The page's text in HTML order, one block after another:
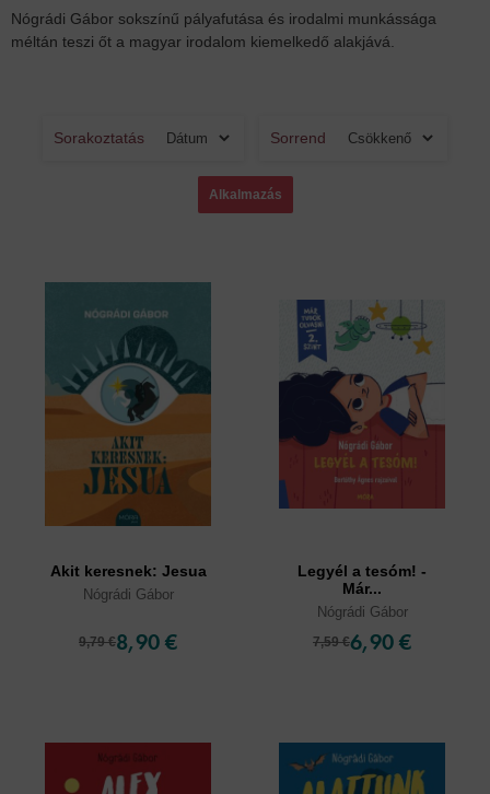
Nógrádi Gábor sokszínű pályafutása és irodalmi munkássága
méltán teszi őt a magyar irodalom kiemelkedő alakjává.
Sorakoztatás Sorrend
Akit keresnek: Jesua
Nógrádi Gábor
9,79 €8,90 €
Legyél a tesóm! -
Már...
Nógrádi Gábor
7,59 €6,90 €